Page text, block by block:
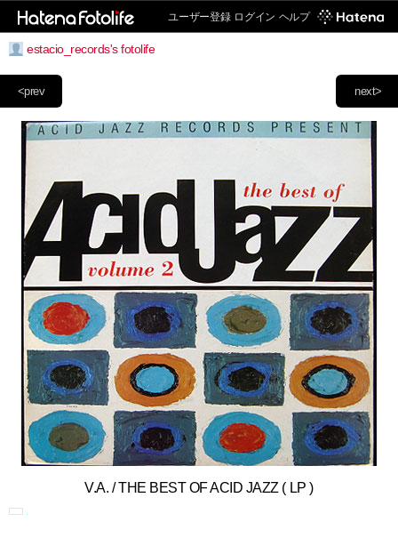
ユーザー登録 ログイン ヘルプ
estacio_records's fotolife
next>
<prev
V.A. / THE BEST OF ACID JAZZ ( LP )